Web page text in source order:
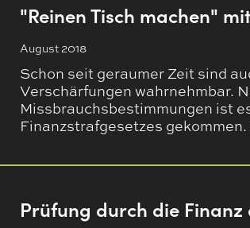
"Reinen Tisch machen"
August 2018
Schon seit geraumer Zeit sind
Verschärfungen wahrnehmbar.
Missbrauchsbestimmungen ist
Finanzstrafgesetzes
Prüfung durch die